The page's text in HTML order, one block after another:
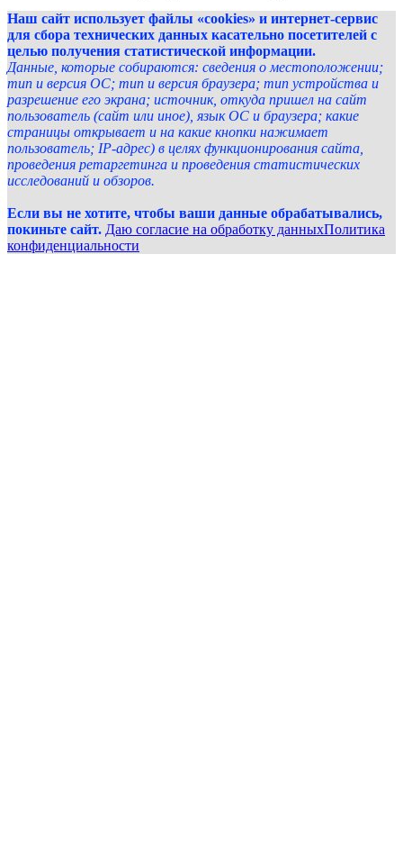
Наш сайт использует файлы «cookies» и интернет-сервис
для сбора технических данных касательно посетителей с
целью получения статистической информации.
Данные, которые собираются: сведения о местоположении;
тип и версия ОС; тип и версия браузера; тип устройства и
разрешение его экрана; источник, откуда пришел на сайт
пользователь (сайт или иное), язык ОС и браузера; какие
страницы открывает и на какие кнопки нажимает
пользователь; IP-адрес) в целях функционирования сайта,
проведения ретаргетинга и проведения статистических
исследований и обзоров.
Если вы не хотите, чтобы ваши данные обрабатывались,
покиньте сайт. Даю согласие на обработку данныхПолитика
конфиденциальности